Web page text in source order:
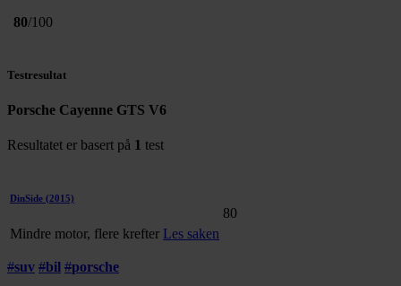
80/100
Testresultat
Porsche Cayenne GTS V6
Resultatet er basert på 1 test
DinSide (2015)
Mindre motor, flere krefter Les saken
80
#suv #bil #porsche